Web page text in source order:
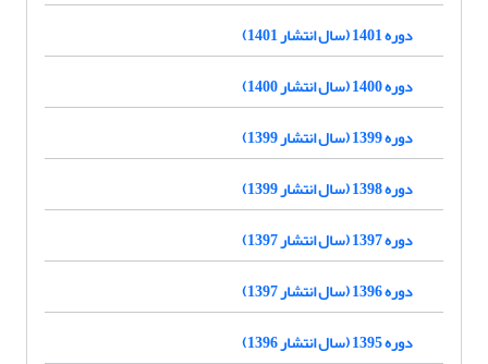
دوره 1401 (سال انتشار 1401)
دوره 1400 (سال انتشار 1400)
دوره 1399 (سال انتشار 1399)
دوره 1398 (سال انتشار 1399)
دوره 1397 (سال انتشار 1397)
دوره 1396 (سال انتشار 1397)
دوره 1395 (سال انتشار 1396)